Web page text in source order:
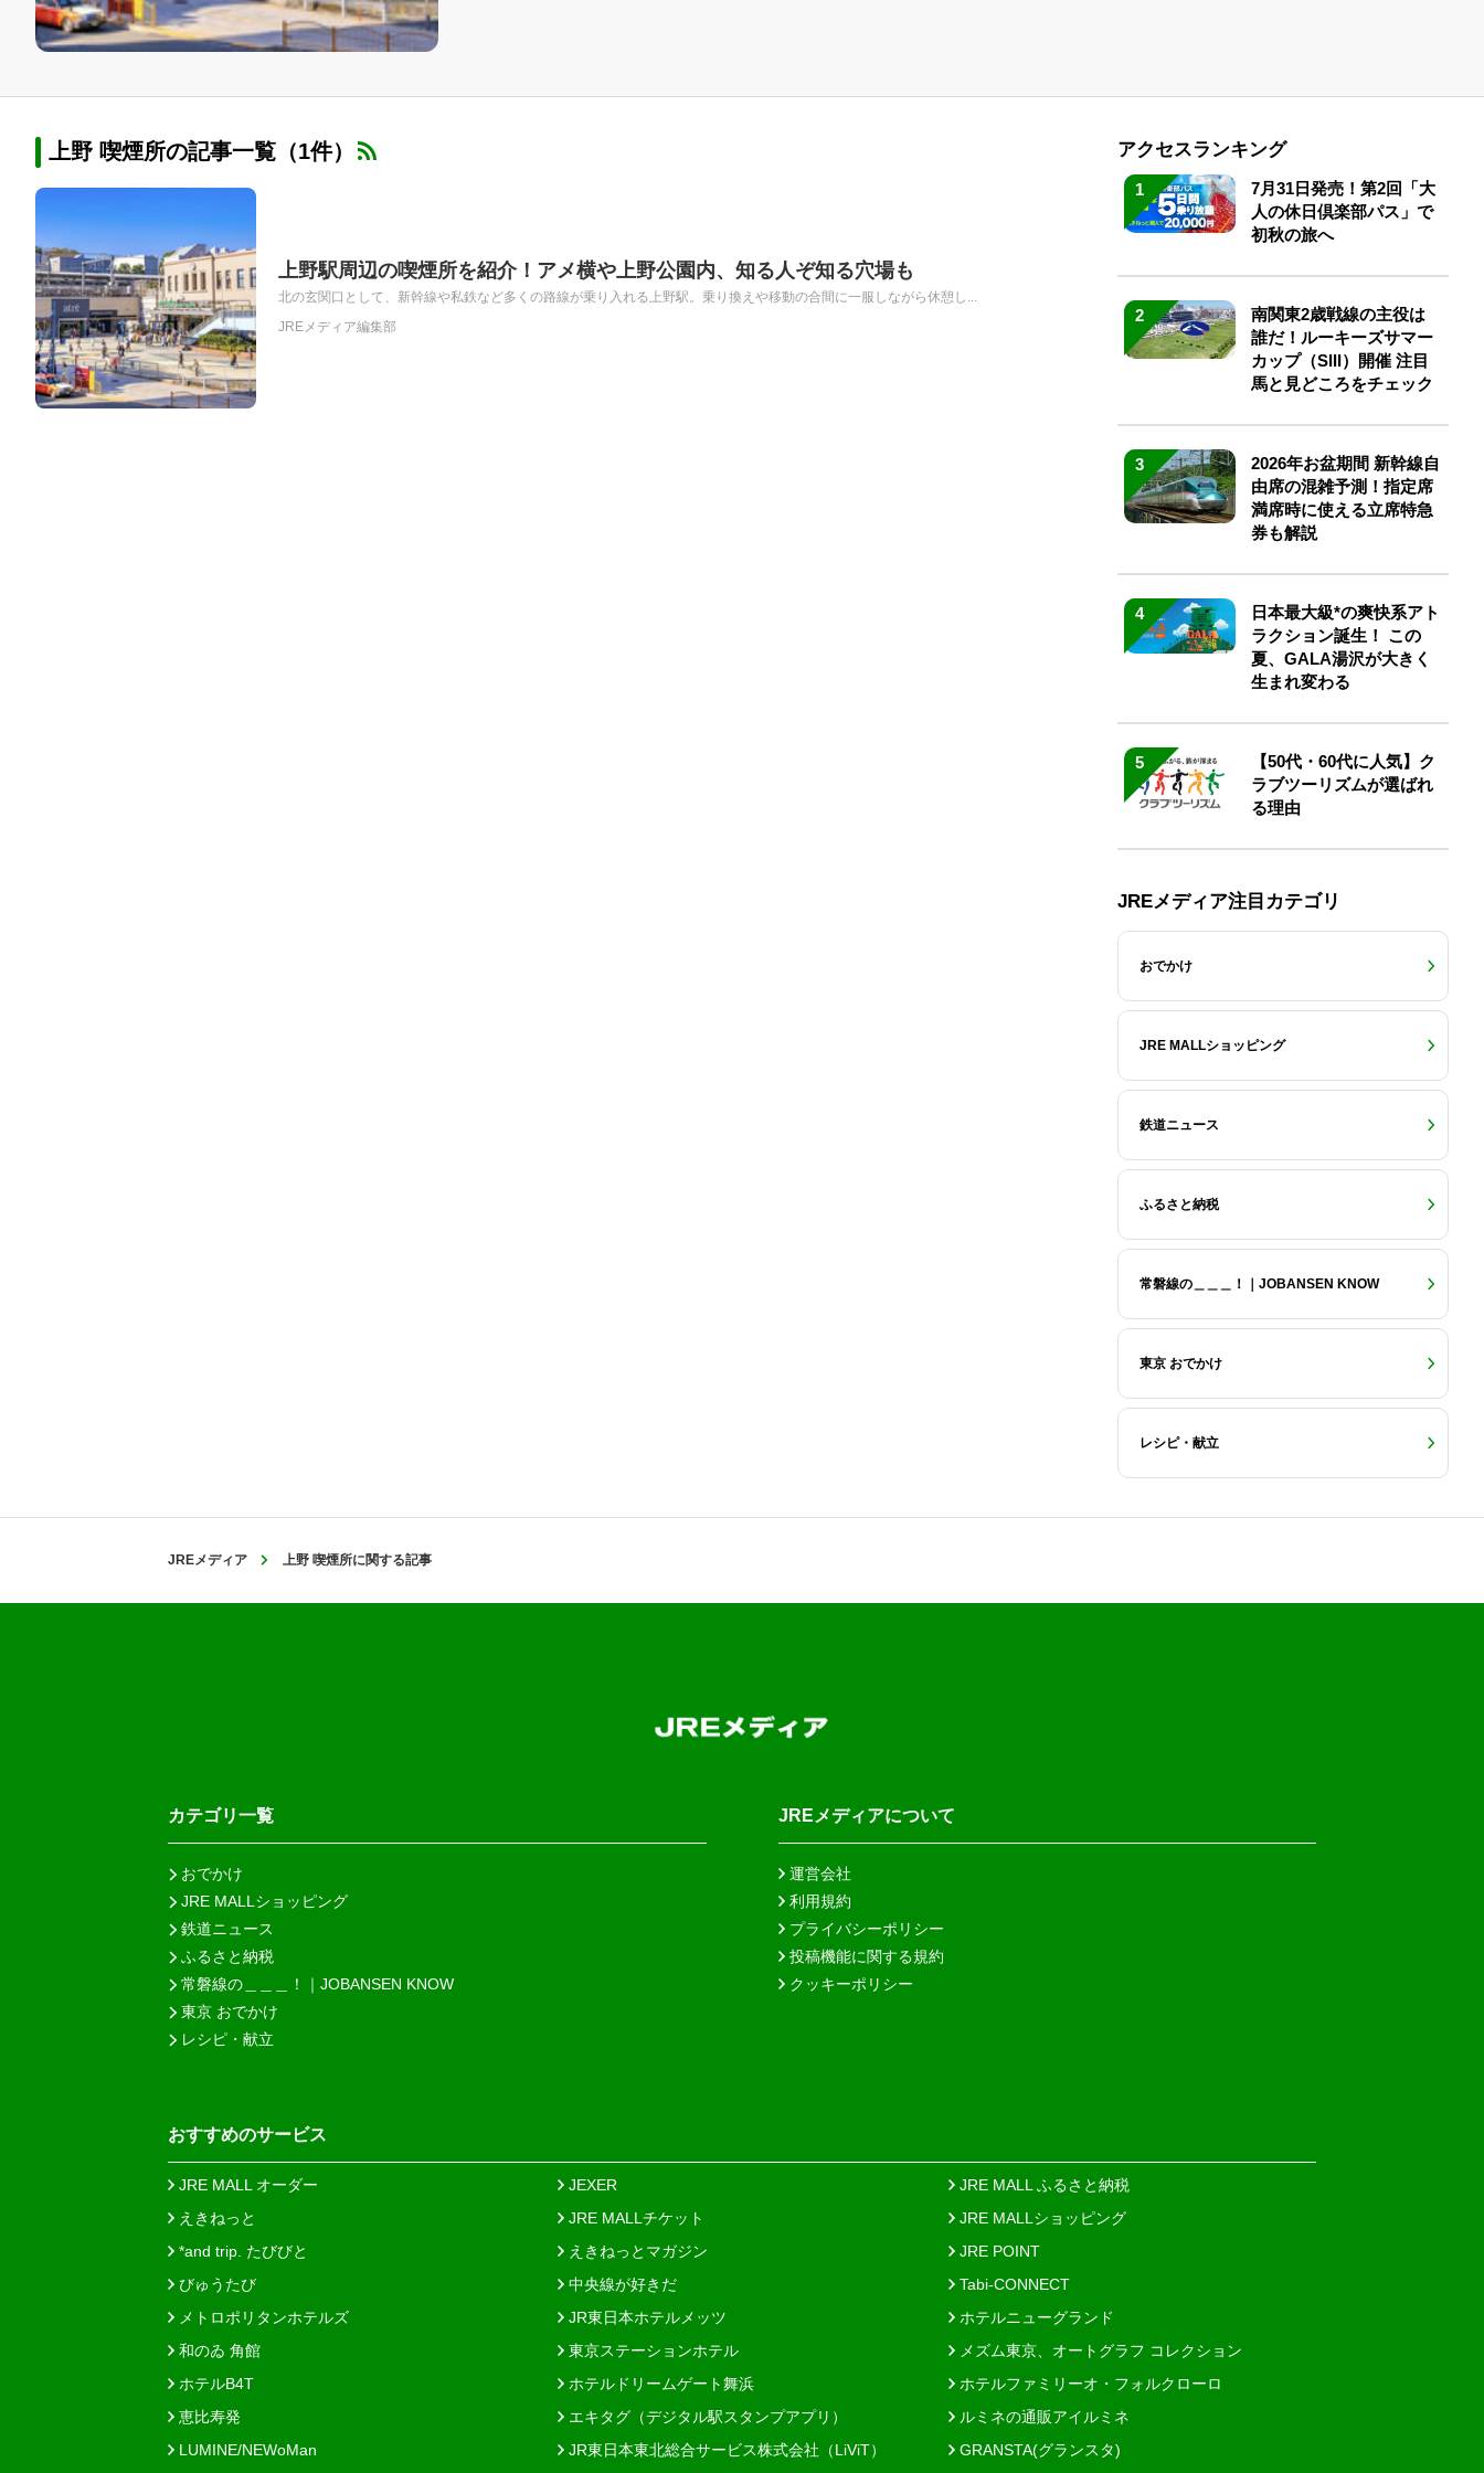
上野 喫煙所の記事一覧（1件）
上野駅周辺の喫煙所を紹介！アメ横や上野公園内、知る人ぞ知る穴場も
北の玄関口として、新幹線や私鉄など多くの路線が乗り入れる上野駅。乗り換えや移動の合間に一服しながら休憩し...
JREメディア編集部
アクセスランキング
1
7月31日発売！第2回「大
人の休日倶楽部パス」で
初秋の旅へ
2
南関東2歳戦線の主役は
誰だ！ルーキーズサマー
カップ（SIII）開催 注目
馬と見どころをチェック
3
2026年お盆期間 新幹線自
由席の混雑予測！指定席
満席時に使える立席特急
券も解説
4
日本最大級*の爽快系アト
ラクション誕生！ この
夏、GALA湯沢が大きく
生まれ変わる
5
【50代・60代に人気】ク
ラブツーリズムが選ばれ
る理由
JREメディア注目カテゴリ
おでかけ
JRE MALLショッピング
鉄道ニュース
ふるさと納税
常磐線の＿＿＿！｜JOBANSEN KNOW
東京 おでかけ
レシピ・献立
JREメディア 上野 喫煙所に関する記事
カテゴリ一覧
おでかけ
JRE MALLショッピング
鉄道ニュース
ふるさと納税
常磐線の＿＿＿！｜JOBANSEN KNOW
東京 おでかけ
レシピ・献立
JREメディアについて
運営会社
利用規約
プライバシーポリシー
投稿機能に関する規約
クッキーポリシー
おすすめのサービス
JRE MALL オーダー JEXER
JRE MALL ふるさと納税
えきねっと
JRE MALLチケット
JRE MALLショッピング
*and trip. たびびと
えきねっとマガジン
JRE POINT
びゅうたび
中央線が好きだ
Tabi-CONNECT
メトロポリタンホテルズ
JR東日本ホテルメッツ
ホテルニューグランド
和のゐ 角館
東京ステーションホテル
メズム東京、オートグラフ コレクション
ホテルB4T
ホテルドリームゲート舞浜
ホテルファミリーオ・フォルクローロ
恵比寿発
エキタグ（デジタル駅スタンプアプリ）
ルミネの通販アイルミネ
LUMINE/NEWoMan
JR東日本東北総合サービス株式会社（LiViT） GRANSTA(グランスタ)